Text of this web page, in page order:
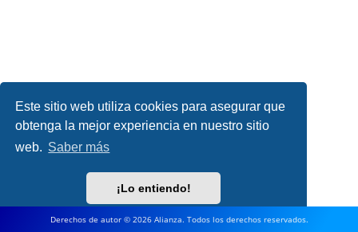
Este sitio web utiliza cookies para asegurar que
obtenga la mejor experiencia en nuestro sitio
web. Saber más
¡Lo entiendo!
Derechos de autor © 2026 Alianza. Todos los derechos reservados.